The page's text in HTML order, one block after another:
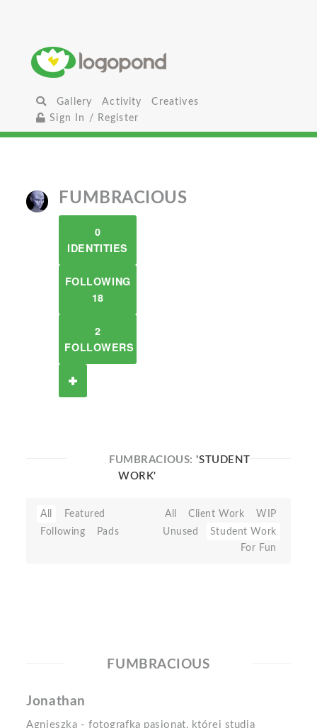
Gallery Activity
Creatives
Sign In / Register
FUMBRACIOUS
0
IDENTITIES
FOLLOWING
18
2
FOLLOWERS
FUMBRACIOUS:'STUDENT
WORK'
All
Featured
Following
Pads
All Client Work
WIP
Unused
Student Work
For Fun
FUMBRACIOUS
Jonathan
Agnieszka - fotografka pasjonat, której studia